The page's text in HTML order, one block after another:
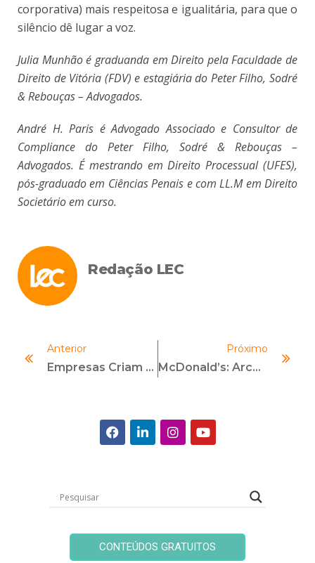
corporativa) mais respeitosa e igualitária, para que o
silêncio dê lugar a voz.
Julia Munhão é graduanda em Direito pela Faculdade de
Direito de Vitória (FDV) e estagiária do Peter Filho, Sodré
& Rebouças – Advogados.
André H. Paris é Advogado Associado e Consultor de
Compliance do Peter Filho, Sodré & Rebouças –
Advogados. É mestrando em Direito Processual (UFES),
pós-graduado em Ciências Penais e com LL.M em Direito
Societário em curso.
Redação LEC
Anterior
Empresas Criam Ações Para Estimular Inclusão E Diversidade No Ambiente De Trabalho
Próximo
McDonald’s: Arcos Dourados Realiza Imersão Em Compliance Na LEC
CONTEÚDOS GRATUITOS